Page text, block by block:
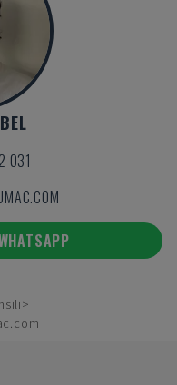
031